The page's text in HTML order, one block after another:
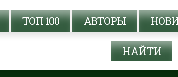
ТОП 100 АВТОРЫ